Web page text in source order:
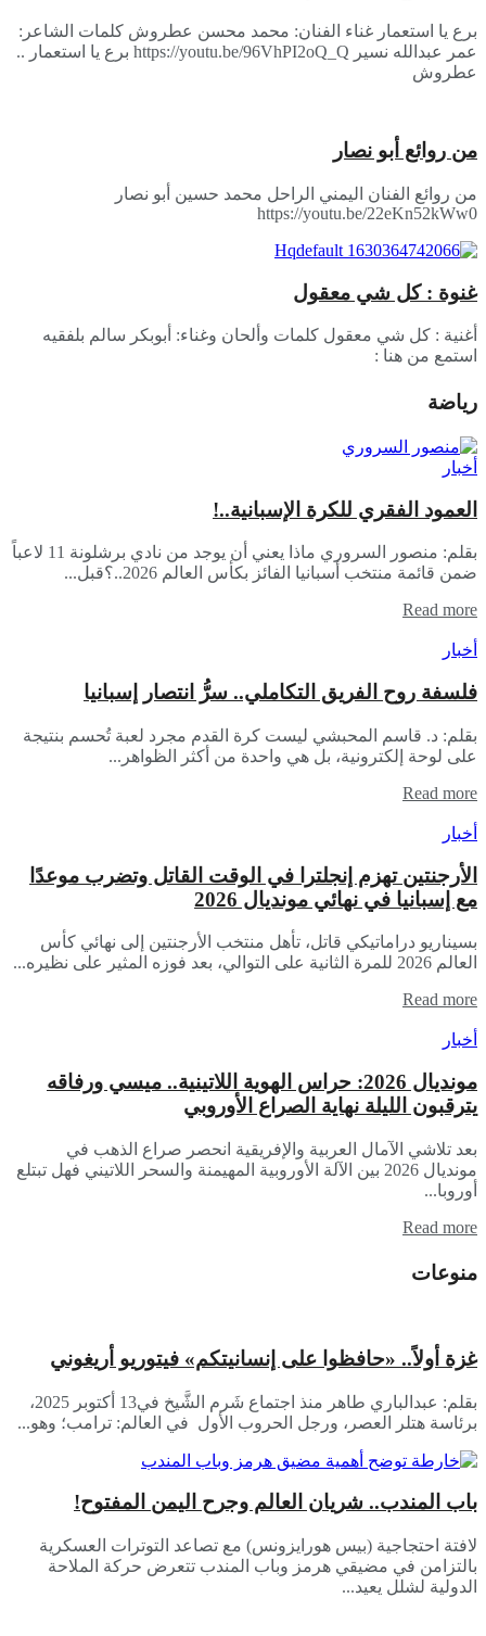
برع يا استعمار غناء الفنان: محمد محسن عطروش كلمات الشاعر:
عمر عبدالله نسير https://youtu.be/96VhPI2oQ_Q برع يا استعمار ..
عطروش
من روائع أبو نصار
من روائع الفنان اليمني الراحل محمد حسين أبو نصار
https://youtu.be/22eKn52kWw0
غنوة : كل شي معقول
أغنية : كل شي معقول كلمات وألحان وغناء: أبوبكر سالم بلفقيه
استمع من هنا :
رياضة
أخبار
العمود الفقري للكرة الإسبانية..!
بقلم: منصور السروري ماذا يعني أن يوجد من نادي برشلونة 11 لاعباً
ضمن قائمة منتخب أسبانيا الفائز بكأس العالم 2026..؟قبل...
Read more
أخبار
فلسفة روح الفريق التكاملي.. سرُّ انتصار إسبانيا
بقلم: د. قاسم المحبشي ليست كرة القدم مجرد لعبة تُحسم بنتيجة
على لوحة إلكترونية، بل هي واحدة من أكثر الظواهر...
Read more
أخبار
الأرجنتين تهزم إنجلترا في الوقت القاتل وتضرب موعدًا
مع إسبانيا في نهائي مونديال 2026
​بسيناريو دراماتيكي قاتل، تأهل منتخب الأرجنتين إلى نهائي كأس
العالم 2026 للمرة الثانية على التوالي، بعد فوزه المثير على نظيره...
Read more
أخبار
مونديال 2026: حراس الهوية اللاتينية.. ميسي ورفاقه
يترقبون الليلة نهاية الصراع الأوروبي
​بعد تلاشي الآمال العربية والإفريقية انحصر صراع الذهب في
مونديال 2026 بين الآلة الأوروبية المهيمنة والسحر اللاتيني فهل تبتلع
أوروبا...
Read more
منوعات
غزة أولاً.. «حافظوا على إنسانيتكم» فيتوريو أريغوني
بقلم: عبدالباري طاهر منذ اجتماع شَرم الشَّيخ في13 أكتوبر 2025،
برئاسة هتلر العصر، ورجل الحروب الأول في العالم: ترامب؛ وهو...
باب المندب.. شريان العالم وجرح اليمن المفتوح!
لافتة احتجاجية (بيس هورايزونس) مع تصاعد التوترات العسكرية
بالتزامن في مضيقي هرمز وباب المندب تتعرض حركة الملاحة
الدولية لشلل يعيد...